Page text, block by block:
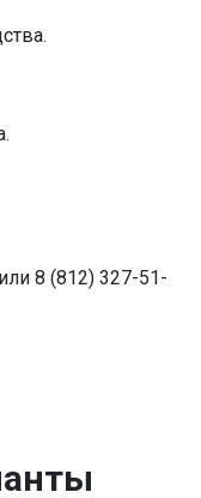
8 (812) 327-51-